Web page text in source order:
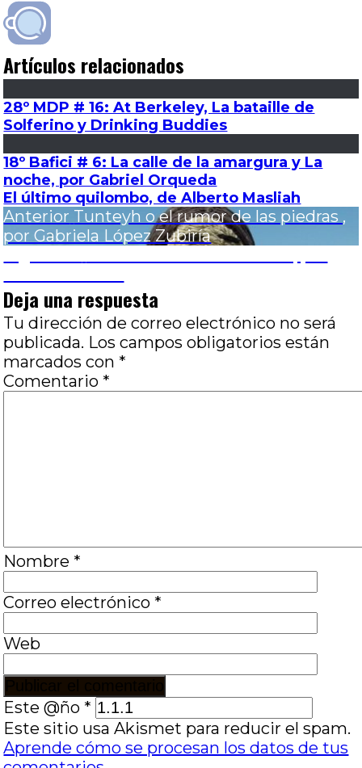
Artículos relacionados
28º MDP # 16: At Berkeley, La bataille de
Solferino y Drinking Buddies
18º Bafici # 6: La calle de la amargura y La
noche, por Gabriel Orqueda
El último quilombo, de Alberto Masliah
Navegación
de
entradas
Anterior Entrada
anterior:
Tunteyh o el rumor de las piedras ,
por Gabriela López Zubiría
Deja una respuesta
Tu dirección de correo electrónico no será
publicada. Los campos obligatorios están
marcados con *
Comentario *
Nombre *
Correo electrónico *
Web
Este @ño *
Este sitio usa Akismet para reducir el spam.
Aprende cómo se procesan los datos de tus